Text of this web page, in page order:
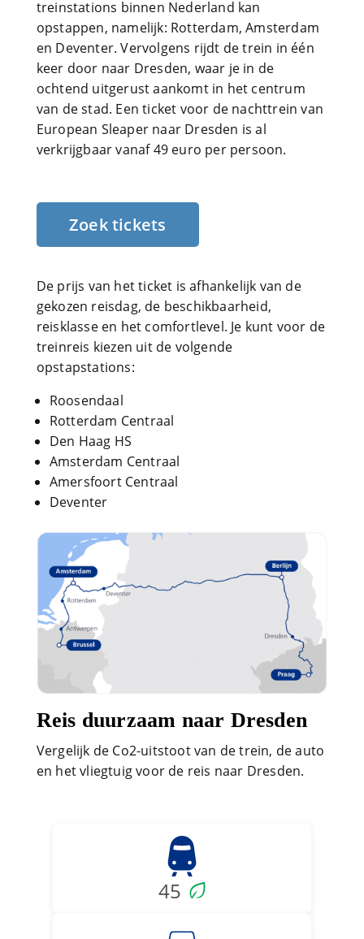
treinstations binnen Nederland kan
opstappen, namelijk: Rotterdam, Amsterdam
en Deventer. Vervolgens rijdt de trein in één
keer door naar Dresden, waar je in de
ochtend uitgerust aankomt in het centrum
van de stad. Een ticket voor de nachttrein van
European Sleaper naar Dresden is al
verkrijgbaar vanaf 49 euro per persoon.
Zoek tickets
De prijs van het ticket is afhankelijk van de
gekozen reisdag, de beschikbaarheid,
reisklasse en het comfortlevel. Je kunt voor de
treinreis kiezen uit de volgende
opstapstations:
Roosendaal
Rotterdam Centraal
Den Haag HS
Amsterdam Centraal
Amersfoort Centraal
Deventer
Reis duurzaam naar Dresden
Vergelijk de Co2-uitstoot van de trein, de auto
en het vliegtuig voor de reis naar Dresden.
45